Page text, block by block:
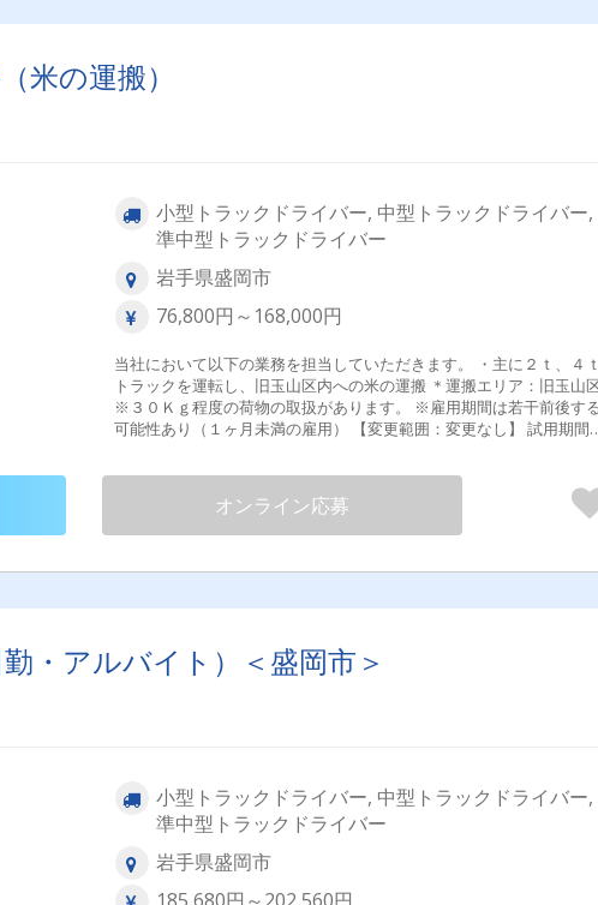
米の運搬）
小型トラックドライバー, 中型トラックドライバー,
準中型トラックドライバー
岩手県盛岡市
76,800円～168,000円
当社において以下の業務を担当していただきます。 ・主に２ｔ、４ｔ
トラックを運転し、旧玉山区内への米の運搬 ＊運搬エリア：旧玉山区
※３０Ｋｇ程度の荷物の取扱があります。 ※雇用期間は若干前後する
可能性あり（１ヶ月未満の雇用） 【変更範囲：変更なし】 試用期間な
オンライン応募
・アルバイト）＜盛岡市＞
小型トラックドライバー, 中型トラックドライバー,
準中型トラックドライバー
岩手県盛岡市